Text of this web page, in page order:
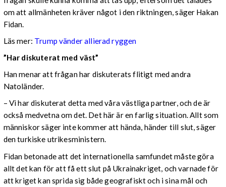
om att allmänheten kräver något i den riktningen, säger Hakan
Fidan.
Läs mer: Trump vänder allierad ryggen
”Har diskuterat med väst”
Han menar att frågan har diskuterats flitigt med andra
Natoländer.
– Vi har diskuterat detta med våra västliga partner, och de är
också medvetna om det. Det här är en farlig situation. Allt som
människor säger inte kommer att hända, händer till slut, säger
den turkiske utrikesministern.
Fidan betonade att det internationella samfundet måste göra
allt det kan för att få ett slut på Ukrainakriget, och varnade för
att kriget kan sprida sig både geografiskt och i sina mål och